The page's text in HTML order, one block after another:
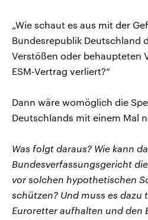
„Wie schaut es aus mit der
Bundesrepublik Deutschland
Verstößen oder behaupteten
ESM-Vertrag verliert?“
Dann wäre womöglich die
Deutschlands mit einem Mal
Was folgt daraus? Wie kann
Bundesverfassungsgericht
vor solchen hypothetischen
schützen? Und muss es dazu
Euroretter aufhalten und den